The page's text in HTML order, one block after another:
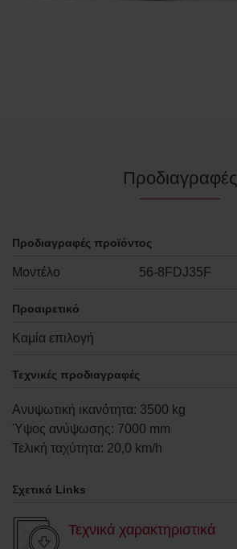
Προδιαγραφές
Προδιαγραφές προϊόντος
Μοντέλο 56-8FDJ35F
Προαιρετικό
Καμία επιλογή
Τεχνικές προδιαγραφές
Ανυψωτική ικανότητα: 3500 kg
Ύψος ανύψωσης: 7000 mm
Τελική ταχύτητα: 20,0 km/h
Σχετικά Links
Τεχνικά χαρακτηριστικά